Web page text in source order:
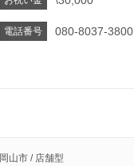
電話番号 080-8037-3800
岡山市 / 店舗型